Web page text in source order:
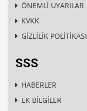
ÖNEMLİ UYARILAR
KVKK
GİZLİLİK POLİTİKASI
SSS
HABERLER
EK BİLGİLER